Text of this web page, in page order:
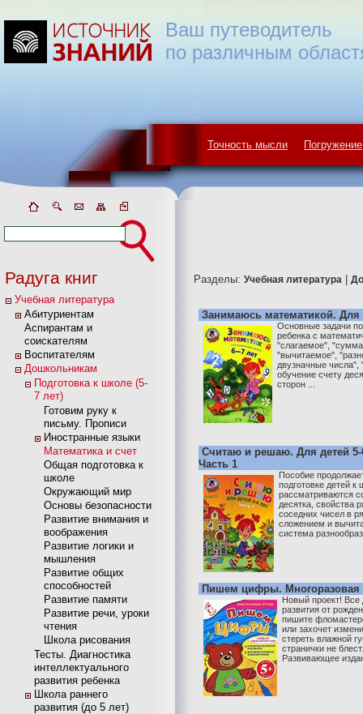
Точность мысли Погружение
Ваш путеводитель
по различным
Радуга книг
Учебная литература
Абитуриентам
Аспирантам и
соискателям
Воспитателям
Дошкольникам
Подготовка к школе (5-
7 лет)
Готовим руку к
письму. Прописи
Иностранные языки
Математика и счет
Общая подготовка к
школе
Окружающий мир
Основы безопасности
Развитие внимания и
воображения
Развитие логики и
мышления
Развитие общих
способностей
Развитие памяти
Развитие речи, уроки
чтения
Школа рисования
Тесты. Диагностика
интеллектуального
развития ребенка
Школа раннего
развития (до 5 лет)
Разделы: Учебная литература
Занимаюсь математикой. Для
Основные задачи
ребенка с
"слагаемое",
"вычитаемое",
двузначные числа",
обучение счету
сторон ...
Считаю и решаю. Для детей 5-
Часть 1
Пособие
подготовке детей к
рассматриваются
десятка, свойства
соседних чисел в
сложением и
система
Пишем цифры. Многоразовая
Новый проект!
развития от
пишите
или захочет
стереть влажной
странички не
Развивающее